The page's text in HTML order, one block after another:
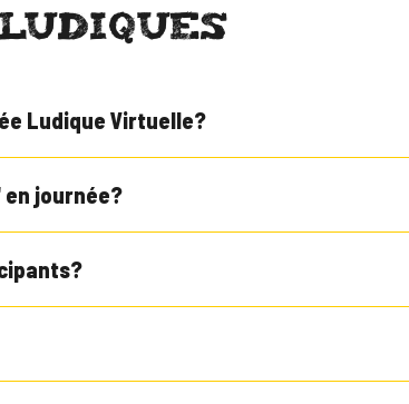
Ludique Virtuelle?
journée?